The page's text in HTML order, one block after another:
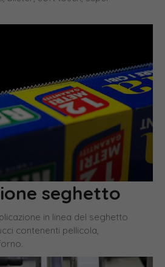
seghetto
in linea del seghetto
contenenti pellicola,